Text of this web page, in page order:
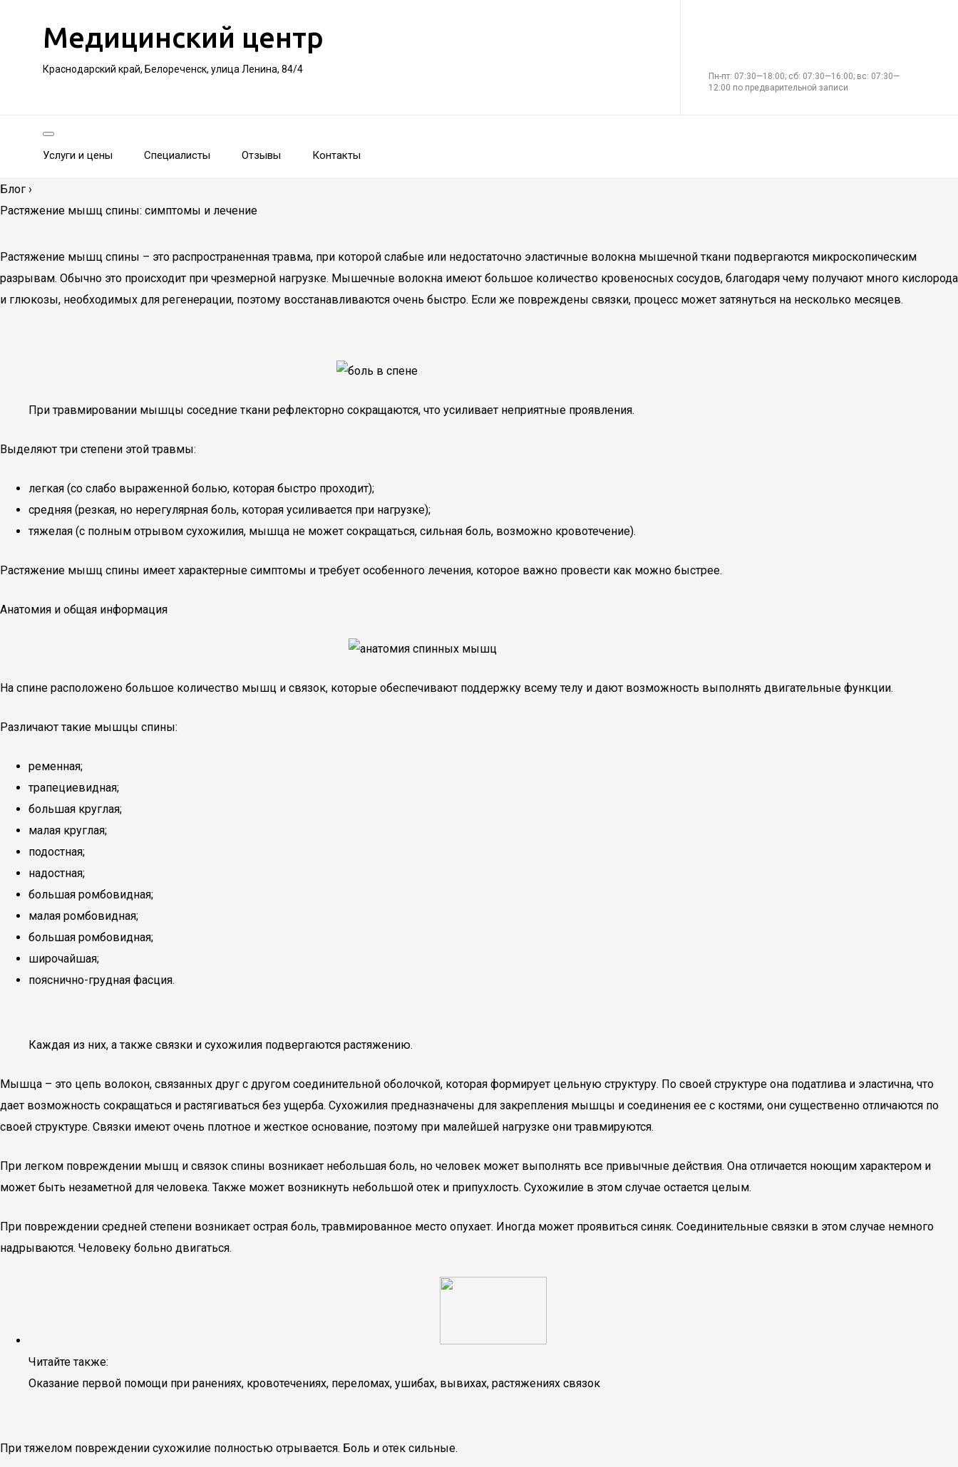
Медицинский центр
Краснодарский край, Белореченск, улица Ленина, 84/4
Пн-пт: 07:30—18:00; сб: 07:30—16:00; вс: 07:30—
12:00 по предварительной записи
Услуги и цены Специалисты Отзывы Контакты
Блог ›
Растяжение мышц спины: симптомы и лечение
Растяжение мышц спины – это распространенная травма, при которой слабые или недостаточно эластичные волокна мышечной ткани подвергаются микроскопическим
разрывам. Обычно это происходит при чрезмерной нагрузке. Мышечные волокна имеют большое количество кровеносных сосудов, благодаря чему получают много кислорода
и глюкозы, необходимых для регенерации, поэтому восстанавливаются очень быстро. Если же повреждены связки, процесс может затянуться на несколько месяцев.
При травмировании мышцы соседние ткани рефлекторно сокращаются, что усиливает неприятные проявления.
Выделяют три степени этой травмы:
легкая (со слабо выраженной болью, которая быстро проходит);
средняя (резкая, но нерегулярная боль, которая усиливается при нагрузке);
тяжелая (с полным отрывом сухожилия, мышца не может сокращаться, сильная боль, возможно кровотечение).
Растяжение мышц спины имеет характерные симптомы и требует особенного лечения, которое важно провести как можно быстрее.
Анатомия и общая информация
На спине расположено большое количество мышц и связок, которые обеспечивают поддержку всему телу и дают возможность выполнять двигательные функции.
Различают такие мышцы спины:
ременная;
трапециевидная;
большая круглая;
малая круглая;
подостная;
надостная;
большая ромбовидная;
малая ромбовидная;
большая ромбовидная;
широчайшая;
пояснично-грудная фасция.
Каждая из них, а также связки и сухожилия подвергаются растяжению.
Мышца – это цепь волокон, связанных друг с другом соединительной оболочкой, которая формирует цельную структуру. По своей структуре она податлива и эластична, что
дает возможность сокращаться и растягиваться без ущерба. Сухожилия предназначены для закрепления мышцы и соединения ее с костями, они существенно отличаются по
своей структуре. Связки имеют очень плотное и жесткое основание, поэтому при малейшей нагрузке они травмируются.
При легком повреждении мышц и связок спины возникает небольшая боль, но человек может выполнять все привычные действия. Она отличается ноющим характером и
может быть незаметной для человека. Также может возникнуть небольшой отек и припухлость. Сухожилие в этом случае остается целым.
При повреждении средней степени возникает острая боль, травмированное место опухает. Иногда может проявиться синяк. Соединительные связки в этом случае немного
надрываются. Человеку больно двигаться.
Читайте также:
Оказание первой помощи при ранениях, кровотечениях, переломах, ушибах, вывихах, растяжениях связок
При тяжелом повреждении сухожилие полностью отрывается. Боль и отек сильные.